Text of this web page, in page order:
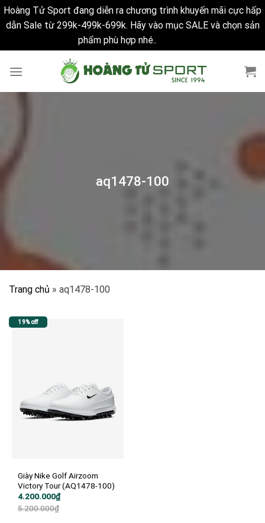
Hoàng Tử Sport đang diễn ra chương trình khuyến mãi cực hấp
dẫn Sale từ 299k-499k-699k. Hãy vào mục SALE và chọn sản
phẩm phù hợp nhé..
aq1478-100
Trang chủ » aq1478-100
19% off
Giày Nike Golf Airzoom
Victory Tour (AQ1478-100)
5.200.000₫
Giá
là:
4.200.000₫
Giá
tại